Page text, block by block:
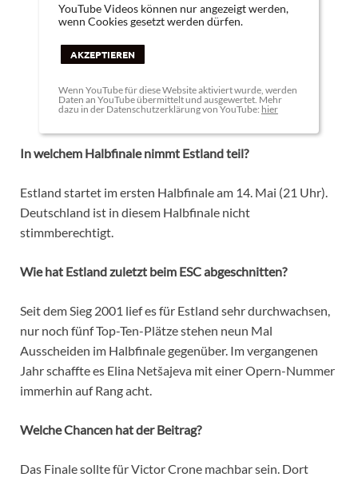
YouTube Videos können nur angezeigt werden,
wenn Cookies gesetzt werden dürfen.
AKZEPTIEREN
Wenn YouTube für diese Website aktiviert wurde, werden
Daten an YouTube übermittelt und ausgewertet. Mehr
dazu in der Datenschutzerklärung von YouTube: hier
In welchem Halbfinale nimmt Estland teil?
Estland startet im ersten Halbfinale am 14. Mai (21 Uhr).
Deutschland ist in diesem Halbfinale nicht
stimmberechtigt.
Wie hat Estland zuletzt beim ESC abgeschnitten?
Seit dem Sieg 2001 lief es für Estland sehr durchwachsen,
nur noch fünf Top-Ten-Plätze stehen neun Mal
Ausscheiden im Halbfinale gegenüber. Im vergangenen
Jahr schaffte es Elina Netšajeva mit einer Opern-Nummer
immerhin auf Rang acht.
Welche Chancen hat der Beitrag?
Das Finale sollte für Victor Crone machbar sein. Dort